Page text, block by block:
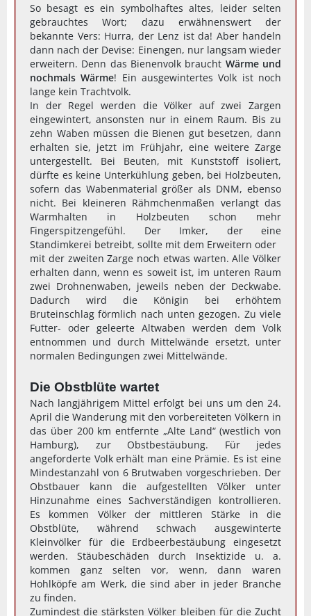
So besagt es ein symbolhaftes altes, leider selten
gebrauchtes Wort; dazu erwähnenswert der
bekannte Vers: Hurra, der Lenz ist da! Aber handeln
dann nach der Devise: Einengen, nur langsam wieder
erweitern. Denn das Bienenvolk braucht Wärme und
nochmals Wärme! Ein ausgewintertes Volk ist noch
lange kein Trachtvolk.
In der Regel werden die Völker auf zwei Zargen
eingewintert, ansonsten nur in einem Raum. Bis zu
zehn Waben müssen die Bienen gut besetzen, dann
erhalten sie, jetzt im Frühjahr, eine weitere Zarge
untergestellt. Bei Beuten, mit Kunststoff isoliert,
dürfte es keine Unterkühlung geben, bei Holzbeuten,
sofern das Wabenmaterial größer als DNM, ebenso
nicht. Bei kleineren Rähmchenmaßen verlangt das
Warmhalten in Holzbeuten schon mehr
Fingerspitzengefühl. Der Imker, der eine
Standimkerei betreibt, sollte mit dem Erweitern oder
mit der zweiten Zarge noch etwas warten. Alle Völker
erhalten dann, wenn es soweit ist, im unteren Raum
zwei Drohnenwaben, jeweils neben der Deckwabe.
Dadurch wird die Königin bei erhöhtem
Bruteinschlag förmlich nach unten gezogen. Zu viele
Futter- oder geleerte Altwaben werden dem Volk
entnommen und durch Mittelwände ersetzt, unter
normalen Bedingungen zwei Mittelwände.
Die Obstblüte wartet
Nach langjährigem Mittel erfolgt bei uns um den 24.
April die Wanderung mit den vorbereiteten Völkern in
das über 200 km entfernte „Alte Land“ (westlich von
Hamburg), zur Obstbestäubung. Für jedes
angeforderte Volk erhält man eine Prämie. Es ist eine
Mindestanzahl von 6 Brutwaben vorgeschrieben. Der
Obstbauer kann die aufgestellten Völker unter
Hinzunahme eines Sachverständigen kontrollieren.
Es kommen Völker der mittleren Stärke in die
Obstblüte, während schwach ausgewinterte
Kleinvölker für die Erdbeerbestäubung eingesetzt
werden. Stäubeschäden durch Insektizide u. a.
kommen ganz selten vor, wenn, dann waren
Hohlköpfe am Werk, die sind aber in jeder Branche
zu finden.
Zumindest die stärksten Völker bleiben für die Zucht